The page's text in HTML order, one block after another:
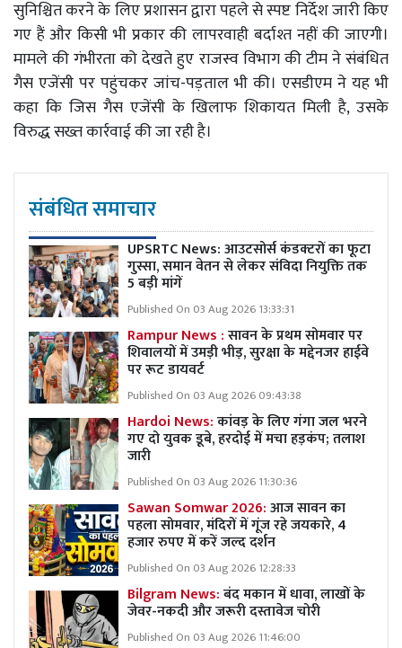
सुनिश्चित करने के लिए प्रशासन द्वारा पहले से स्पष्ट निर्देश जारी किए
गए हैं और किसी भी प्रकार की लापरवाही बर्दाश्त नहीं की जाएगी।
मामले की गंभीरता को देखते हुए राजस्व विभाग की टीम ने संबंधित
गैस एजेंसी पर पहुंचकर जांच-पड़ताल भी की। एसडीएम ने यह भी
कहा कि जिस गैस एजेंसी के खिलाफ शिकायत मिली है, उसके
विरुद्ध सख्त कार्रवाई की जा रही है।
संबंधित समाचार
UPSRTC News: आउटसोर्स कंडक्टरों का फूटा
गुस्सा, समान वेतन से लेकर संविदा नियुक्ति तक
5 बड़ी मांगें
Published On 03 Aug 2026 13:33:31
Rampur News :सावन के प्रथम सोमवार पर
शिवालयों में उमड़ी भीड़, सुरक्षा के मद्देनजर हाईवे
पर रूट डायवर्ट
Published On 03 Aug 2026 09:43:38
Hardoi News:कांवड़ के लिए गंगा जल भरने
गए दो युवक डूबे, हरदोई में मचा हड़कंप; तलाश
जारी
Published On 03 Aug 2026 11:30:36
Sawan Somwar 2026:आज सावन का
पहला सोमवार, मंदिरों में गूंज रहे जयकारे, 4
हजार रुपए में करें जल्द दर्शन
Published On 03 Aug 2026 12:28:33
Bilgram News:बंद मकान में धावा, लाखों के
जेवर-नकदी और जरूरी दस्तावेज चोरी
Published On 03 Aug 2026 11:46:00